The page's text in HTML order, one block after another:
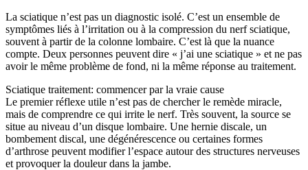
La sciatique n’est pas un diagnostic isolé. C’est un ensemble de
symptômes liés à l’irritation ou à la compression du nerf sciatique,
souvent à partir de la colonne lombaire. C’est là que la nuance
compte. Deux personnes peuvent dire « j’ai une sciatique » et ne pas
avoir le même problème de fond, ni la même réponse au traitement.
Sciatique traitement: commencer par la vraie cause
Le premier réflexe utile n’est pas de chercher le remède miracle,
mais de comprendre ce qui irrite le nerf. Très souvent, la source se
situe au niveau d’un disque lombaire. Une hernie discale, un
bombement discal, une dégénérescence ou certaines formes
d’arthrose peuvent modifier l’espace autour des structures nerveuses
et provoquer la douleur dans la jambe.